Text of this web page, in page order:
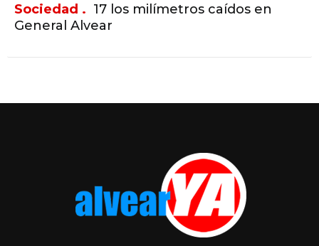
Sociedad . 17 los milímetros caídos en
General Alvear